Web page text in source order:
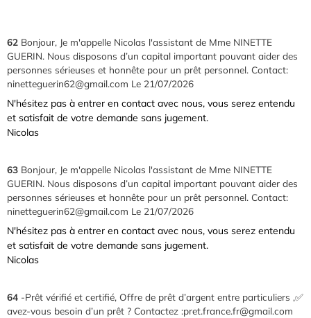
62 Bonjour, Je m'appelle Nicolas l'assistant de Mme NINETTE
GUERIN. Nous disposons d’un capital important pouvant aider des
personnes sérieuses et honnête pour un prêt personnel. Contact:
ninetteguerin62@gmail.com Le 21/07/2026
N'hésitez pas à entrer en contact avec nous, vous serez entendu
et satisfait de votre demande sans jugement.
Nicolas
63 Bonjour, Je m'appelle Nicolas l'assistant de Mme NINETTE
GUERIN. Nous disposons d’un capital important pouvant aider des
personnes sérieuses et honnête pour un prêt personnel. Contact:
ninetteguerin62@gmail.com Le 21/07/2026
N'hésitez pas à entrer en contact avec nous, vous serez entendu
et satisfait de votre demande sans jugement.
Nicolas
64 -Prêt vérifié et certifié, Offre de prêt d’argent entre particuliers ,✅
avez-vous besoin d’un prêt ? Contactez :pret.france.fr@gmail.com